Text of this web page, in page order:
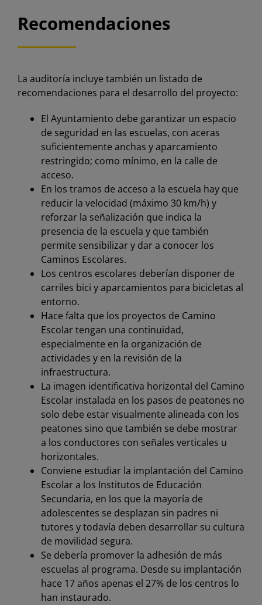
Recomendaciones
La auditoría incluye también un listado de
recomendaciones para el desarrollo del proyecto:
El Ayuntamiento debe garantizar un espacio
de seguridad en las escuelas, con aceras
suficientemente anchas y aparcamiento
restringido; como mínimo, en la calle de
acceso.
En los tramos de acceso a la escuela hay que
reducir la velocidad (máximo 30 km/h) y
reforzar la señalización que indica la
presencia de la escuela y que también
permite sensibilizar y dar a conocer los
Caminos Escolares.
Los centros escolares deberían disponer de
carriles bici y aparcamientos para bicicletas al
entorno.
Hace falta que los proyectos de Camino
Escolar tengan una continuidad,
especialmente en la organización de
actividades y en la revisión de la
infraestructura.
La imagen identificativa horizontal del Camino
Escolar instalada en los pasos de peatones no
solo debe estar visualmente alineada con los
peatones sino que también se debe mostrar
a los conductores con señales verticales u
horizontales.
Conviene estudiar la implantación del Camino
Escolar a los Institutos de Educación
Secundaria, en los que la mayoría de
adolescentes se desplazan sin padres ni
tutores y todavía deben desarrollar su cultura
de movilidad segura.
Se debería promover la adhesión de más
escuelas al programa. Desde su implantación
hace 17 años apenas el 27% de los centros lo
han instaurado.